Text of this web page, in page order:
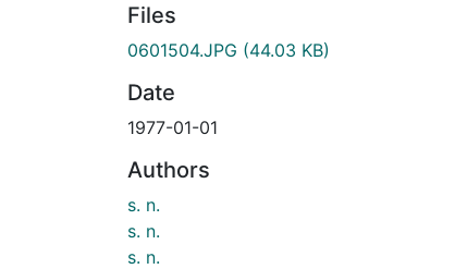
Files
0601504.JPG (44.03 KB)
Date
1977-01-01
Authors
s. n.
s. n.
s. n.